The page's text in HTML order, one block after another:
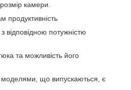
камери.
продуктивність
відповідною потужністю
та можливість його
моделями, що випускаються, є